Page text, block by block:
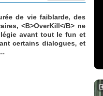
de vie faiblarde, des
<B>OverKill</B> ne
avant tout le fun et
certains dialogues, et